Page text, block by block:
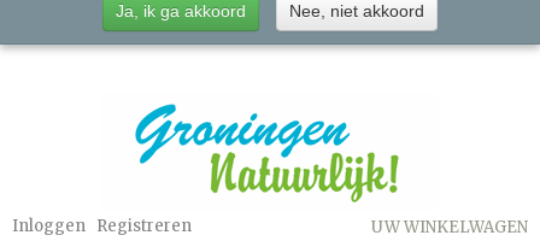
Inloggen Registreren
UW WINKELWAGEN
Ja, ik ga akkoord Nee, niet akkoord